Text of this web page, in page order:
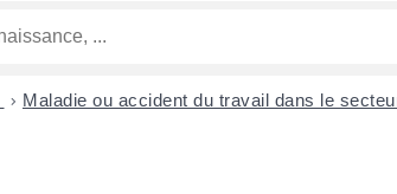
> Maladie ou accident du travail dans le